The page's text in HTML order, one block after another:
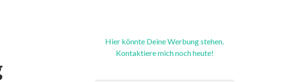
Hier könnte Deine Werbung stehen.
Kontaktiere mich noch heute!